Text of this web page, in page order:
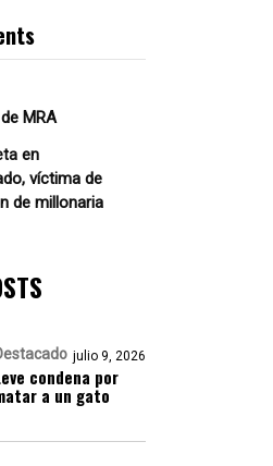
MRA
en
víctima de
de millonaria
julio 9, 2026
condena por
a un gato